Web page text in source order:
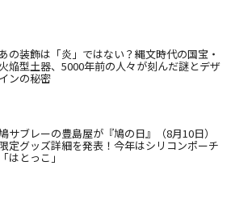
あの装飾は「炎」ではない？縄文時代の国宝・
火焔型土器、5000年前の人々が刻んだ謎とデザ
インの秘密
サブレーの豊島屋が『鳩の日』（8月10日）
限定グッズ詳細を発表！今年はシリコンポーチ
「はとっこ」